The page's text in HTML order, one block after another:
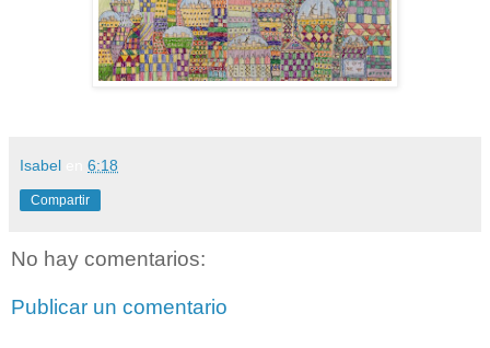
Isabel 6:18
Compartir
No hay comentarios:
Publicar un comentario